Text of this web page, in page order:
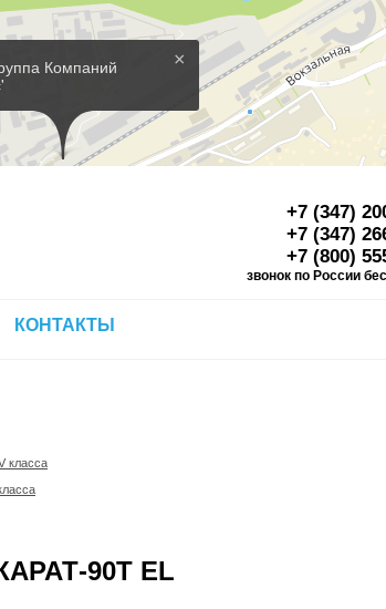
×
Компаний
+7 (347)
+7 (347)
+7 (800)
звонок по России
КОНТАКТЫ
класса
90T EL